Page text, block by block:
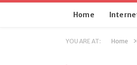
Home
YOU ARE AT: Home